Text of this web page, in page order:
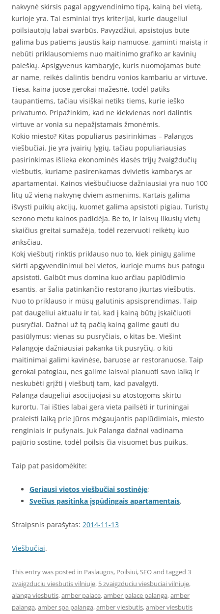
nakvynė skirsis pagal apgyvendinimo tipą, kainą bei vietą,
kurioje yra. Tai esminiai trys kriterijai, kurie daugeliui
poilsiautojų labai svarbūs. Pavyzdžiui, apsistojus bute
galima bus patiems jaustis kaip namuose, gaminti maistą ir
nebūti priklausomiems nuo maitinimo grafiko ar kavinių
paieškų. Apsigyvenus kambaryje, kuris nuomojamas bute
ar name, reikės dalintis bendru vonios kambariu ar virtuve.
Tiesa, kaina juose gerokai mažesnė, todėl patiks
taupantiems, tačiau visiškai netiks tiems, kurie ieško
privatumo. Pripažinkim, kad ne kiekvienas nori dalintis
virtuve ar vonia su nepažįstamais žmonėmis.
Kokio miesto? Kitas populiarus pasirinkimas – Palangos
viešbučiai. Jie yra įvairių lygių, tačiau populiariausias
pasirinkimas išlieka ekonominės klasės trijų žvaigždučių
viešbutis, kuriame pasirenkamas dvivietis kambarys ar
apartamentai. Kainos viešbučiuose dažniausiai yra nuo 100
litų už vieną nakvynę dviem asmenims. Kartais galima
išvysti puikių akcijų, kuomet galima apsistoti pigiau. Turistų
sezono metu kainos padidėja. Be to, ir laisvų likusių vietų
skaičius greitai sumažėja, todėl rezervuoti reikėtų kuo
anksčiau.
Kokį viešbutį rinktis priklauso nuo to, kiek pinigų galime
skirti apgyvendinimui bei vietos, kurioje mums bus patogu
apsistoti. Galbūt mus domina kuo arčiau paplūdimio
esantis, ar šalia patinkančio restorano įkurtas viešbutis.
Nuo to priklauso ir mūsų galutinis apsisprendimas. Taip
pat daugeliui aktualu ir tai, kad į kainą būtų įskaičiuoti
pusryčiai. Dažnai už tą pačią kainą galime gauti du
pasiūlymus: vienas su pusryčiais, o kitas be. Viešint
Palangoje dažniausiai pakanka tik pusryčių, o kiti
maitinimai galimi kavinėse, baruose ar restoranuose. Taip
gerokai patogiau, nes galime laisvai planuoti savo laiką ir
neskubėti grįžti į viešbutį tam, kad pavalgyti.
Palanga daugeliui asocijuojasi su atostogoms skirtu
kurortu. Tai išties labai gera vieta pailsėti ir turiningai
praleisti laiką prie jūros mėgaujantis paplūdimiais, miesto
renginiais ir pušynais. Juk Palanga dažnai vadinama
pajūrio sostine, todėl poilsis čia visuomet bus puikus.
Taip pat pasidomėkite:
Geriausi vietos viešbučiai sostinėje;
Svečius pasitinka įspūdingais apartamentais.
Straipsnis parašytas: 2014-11-13
Viešbučiai.
This entry was posted in Paslaugos, Poilsiui,SEOand tagged 3
zvaigzduciu viesbutis vilniuje, 5 zvaigzduciu viesbuciai vilniuje,
alanga viesbutis,amber palace,amber palace palanga,amber
palanga,amber spa palanga,amber viesbutis,amber viesbutis